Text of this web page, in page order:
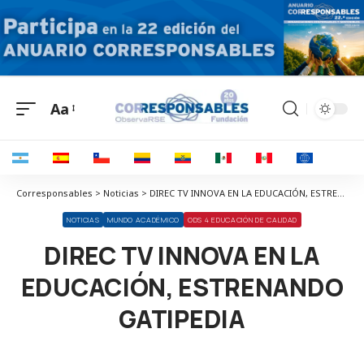
Aa
Corresponsables > Noticias > DIREC TV INNOVA EN LA EDUCACIÓN, ESTRENANDO GATIPEDIA
NOTICIAS MUNDO ACADÉMICO ODS 4 EDUCACIÓN DE CALIDAD
DIREC TV INNOVA EN LA
EDUCACIÓN, ESTRENANDO
GATIPEDIA